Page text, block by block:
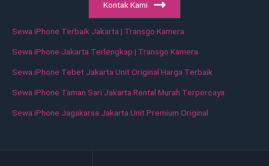
Kontak Kami
Sewa iPhone Terbaik Jakarta | Transgo Kamera
Sewa iPhone Jakarta Terlengkap | Transgo Kamera
Sewa iPhone Tebet Jakarta Unit Original Harga Terbaik
Sewa iPhone Taman Sari Jakarta Rental Murah Terpercaya
Sewa iPhone Jagakarsa Jakarta Unit Premium Original